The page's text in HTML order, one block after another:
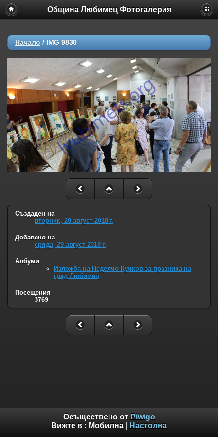
Община Любимец Фотогалерия
Начало / IMG 9830
Създаден на
вторник, 28 август 2018 г.
Добавено на
сряда, 29 август 2018 г.
Албуми
Изложба на Неделчо Кучков за празника на
град Любимец
Посещения
3769
Осъществено от Piwigo
Вижте в : Мобилна Настолна